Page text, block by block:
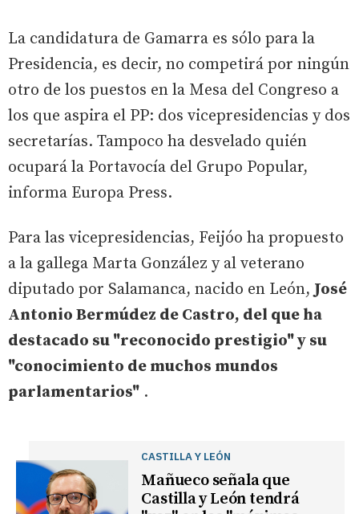
La candidatura de Gamarra es sólo para la
Presidencia, es decir, no competirá por ningún
otro de los puestos en la Mesa del Congreso a
los que aspira el PP: dos vicepresidencias y dos
secretarías. Tampoco ha desvelado quién
ocupará la Portavocía del Grupo Popular,
informa Europa Press.
Para las vicepresidencias, Feijóo ha propuesto
a la gallega Marta González y al veterano
diputado por Salamanca, nacido en León,José
Antonio Bermúdez de Castro, del que ha
destacado su "reconocido prestigio" y su
"conocimiento de muchos mundos
parlamentarios" .
CASTILLA Y LEÓN
Mañueco señala que
Castilla y León tendrá